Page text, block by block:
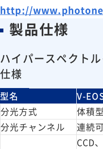
http://
製品仕様
ハイパースペクト
仕様
型名 V-
分光方式
体積
分光チャンネル
連続
CCD